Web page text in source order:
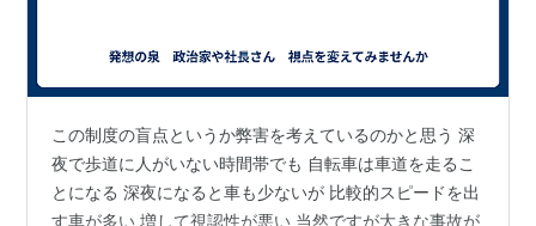
この制度の盲点というか弊害を考えているのかと思う 深
夜で歩道に人がいない時間帯でも 自転車は車道を走るこ
とになる 深夜になると車も少ないが 比較的スピードを出
す車が多い 増して視認性が悪い 当然ですが大きな事故が